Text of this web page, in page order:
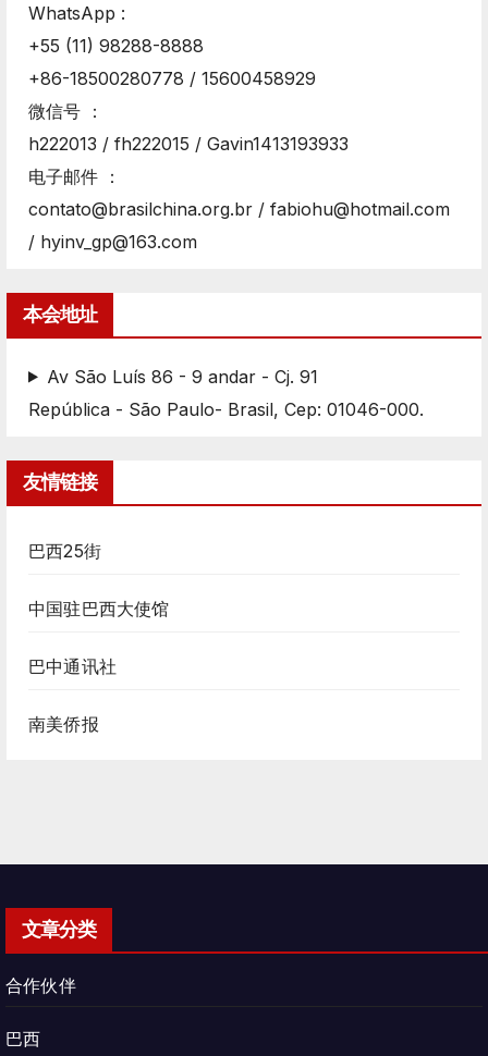
WhatsApp :
+55 (11) 98288-8888
+86-18500280778 / 15600458929
微信号 ：
h222013 / fh222015 / Gavin1413193933
电子邮件 ：
contato@brasilchina.org.br / fabiohu@hotmail.com
/ hyinv_gp@163.com
本会地址
Av São Luís 86 - 9 andar - Cj. 91
República - São Paulo- Brasil, Cep: 01046-000.
友情链接
巴西25街
中国驻巴西大使馆
巴中通讯社
南美侨报
文章分类
合作伙伴
巴西